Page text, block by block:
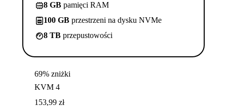
8 GB pamięci RAM
100 GB przestrzeni na dysku NVMe
8 TB przepustowości
69% zniżki
KVM 4
153,99 zł